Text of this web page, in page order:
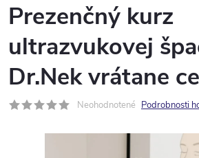
Prezenčný kurz
ultrazvukovej
Dr.Nek vrátane
Neohodnotené Podrobnosti